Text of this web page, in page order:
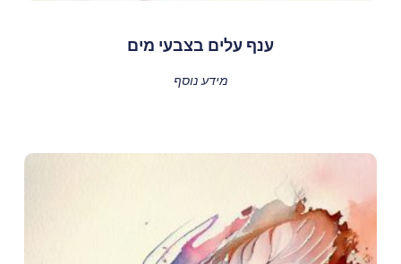
ענף עלים בצבעי מים
מידע נוסף